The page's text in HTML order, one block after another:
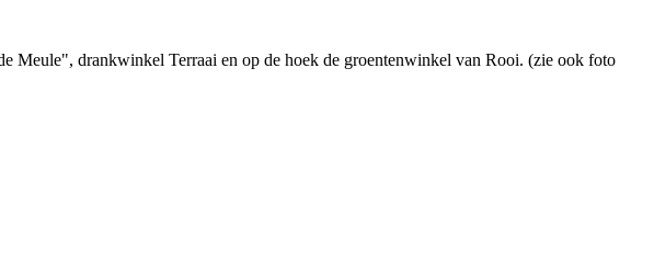
Meule", drankwinkel Terraai en op de hoek de groentenwinkel van Rooi. (zie ook foto